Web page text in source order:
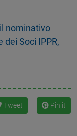
nominativo
dei Soci IPPR,
Tweet Pin it